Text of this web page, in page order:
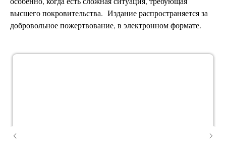
высшего покровительства. Издание распространяется за
добровольное пожертвование, в электронном формате.